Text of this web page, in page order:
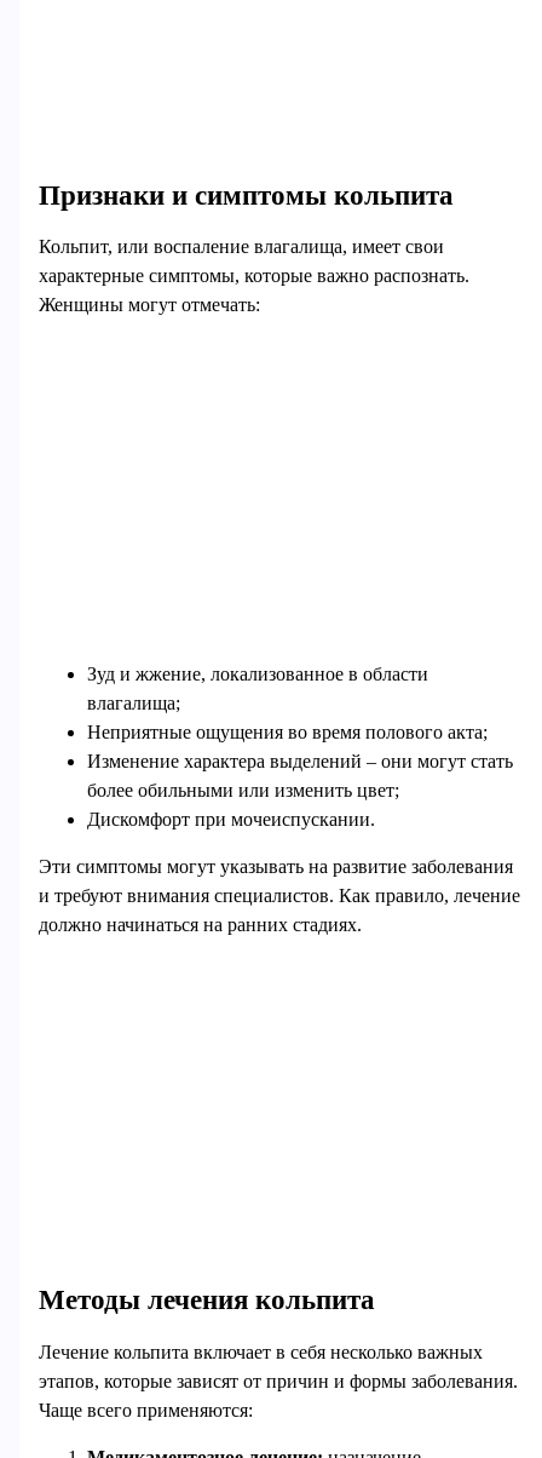
Признаки и симптомы кольпита
Кольпит, или воспаление влагалища, имеет свои
характерные симптомы, которые важно распознать.
Женщины могут отмечать:
Зуд и жжение, локализованное в области
влагалища;
Неприятные ощущения во время полового акта;
Изменение характера выделений – они могут стать
более обильными или изменить цвет;
Дискомфорт при мочеиспускании.
Эти симптомы могут указывать на развитие заболевания
и требуют внимания специалистов. Как правило, лечение
должно начинаться на ранних стадиях.
Методы лечения кольпита
Лечение кольпита включает в себя несколько важных
этапов, которые зависят от причин и формы заболевания.
Чаще всего применяются: